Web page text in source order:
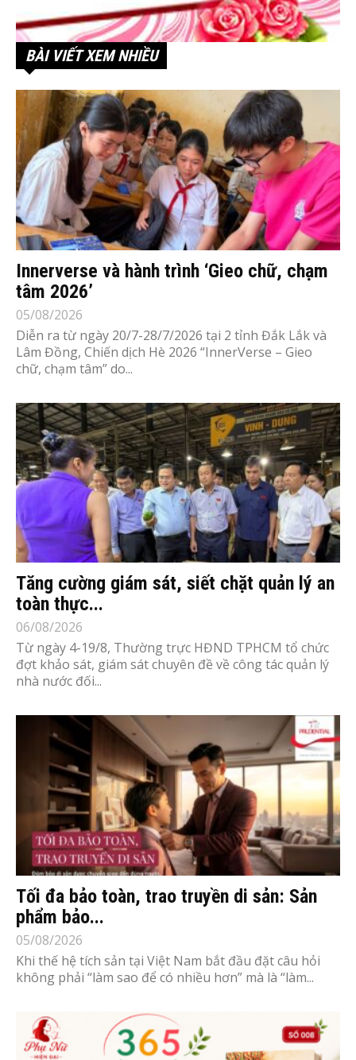
BÀI VIẾT XEM NHIỀU
Innerverse và hành trình ‘Gieo chữ, chạm
tâm 2026’
05/08/2026
Diễn ra từ ngày 20/7-28/7/2026 tại 2 tỉnh Đắk Lắk và
Lâm Đồng, Chiến dịch Hè 2026 “InnerVerse – Gieo
chữ, chạm tâm” do...
Tăng cường giám sát, siết chặt quản lý an
toàn thực...
06/08/2026
Từ ngày 4-19/8, Thường trực HĐND TPHCM tổ chức
đợt khảo sát, giám sát chuyên đề về công tác quản lý
nhà nước đối...
Tối đa bảo toàn, trao truyền di sản: Sản
phẩm bảo...
05/08/2026
Khi thế hệ tích sản tại Việt Nam bắt đầu đặt câu hỏi
không phải “làm sao để có nhiều hơn” mà là “làm...